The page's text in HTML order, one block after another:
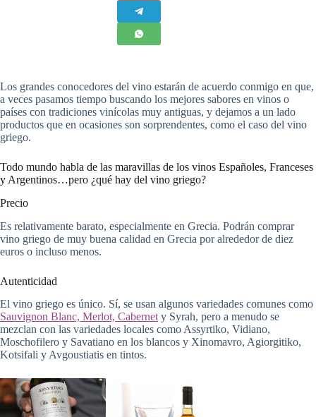
Los grandes conocedores del vino estarán de acuerdo conmigo en que,
a veces pasamos tiempo buscando los mejores sabores en vinos o
países con tradiciones vinícolas muy antiguas, y dejamos a un lado
productos que en ocasiones son sorprendentes, como el caso del vino
griego.
Todo mundo habla de las maravillas de los vinos Españoles, Franceses
y Argentinos…pero ¿qué hay del vino griego?
Precio
Es relativamente barato, especialmente en Grecia. Podrán comprar
vino griego de muy buena calidad en Grecia por alrededor de diez
euros o incluso menos.
Autenticidad
El vino griego es único. Sí, se usan algunos variedades comunes como
Sauvignon Blanc, Merlot, Cabernet y Syrah, pero a menudo se
mezclan con las variedades locales como Assyrtiko, Vidiano,
Moschofilero y Savatiano en los blancos y Xinomavro, Agiorgitiko,
Kotsifali y Avgoustiatis en tintos.